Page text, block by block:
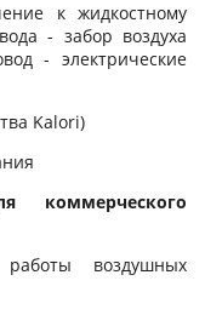
к жидкостному
- забор воздуха
- электрические
Kalori)
коммерческого
воздушных